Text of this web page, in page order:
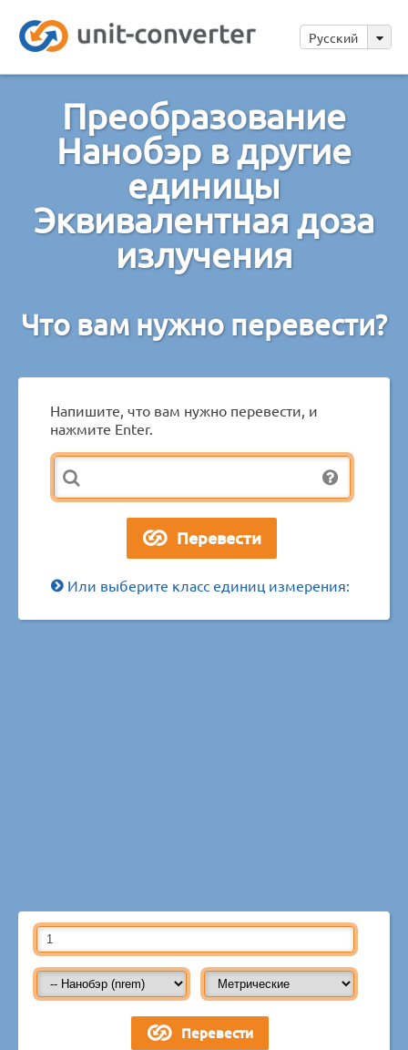
Русский
Преобразование
Нанобэр в другие
единицы
Эквивалентная доза
излучения
Что вам нужно перевести?
Напишите, что вам нужно перевести, и
нажмите Enter.
Или выберите класс единиц измерения: